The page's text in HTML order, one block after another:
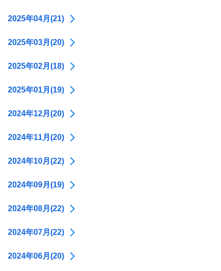
2025年04月(21)
2025年03月(20)
2025年02月(18)
2025年01月(19)
2024年12月(20)
2024年11月(20)
2024年10月(22)
2024年09月(19)
2024年08月(22)
2024年07月(22)
2024年06月(20)